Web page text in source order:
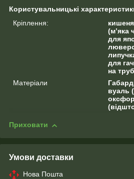
Користувальницькі
Кріплення:
(м’яка
для
для
на
Матеріали
вуаль
Приховати
Умови доставки
Нова Пошта